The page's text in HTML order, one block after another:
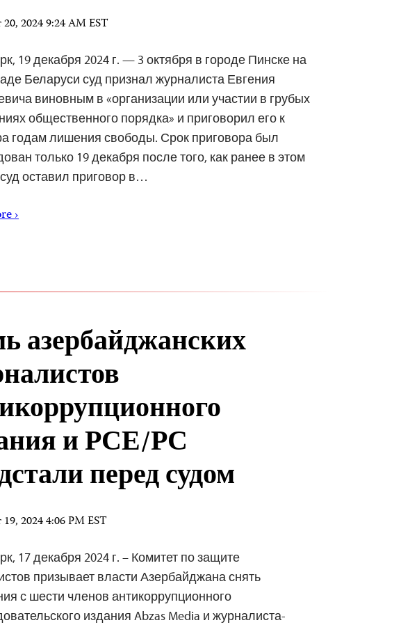
20, 2024 9:24 AM EST
19 декабря 2024 г. — 3 октября в городе Пинске на
Беларуси суд признал журналиста Евгения
виновным в «организации или участии в грубых
общественного порядка» и приговорил его к
годам лишения свободы. Срок приговора был
только 19 декабря после того, как ранее в этом
оставил приговор в…
›
азербайджанских
и РСЕ/РС
перед судом
19, 2024 4:06 PM EST
17 декабря 2024 г. – Комитет по защите
призывает власти Азербайджана снять
с шести членов антикоррупционного
издания Abzas Media и журналиста-